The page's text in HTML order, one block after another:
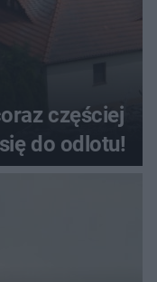
częściej
do odlotu!